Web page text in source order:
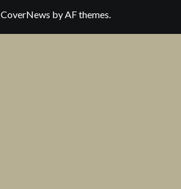
CoverNews by AF themes.